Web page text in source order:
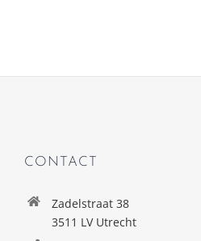
CONTACT
Zadelstraat 38
3511 LV Utrecht